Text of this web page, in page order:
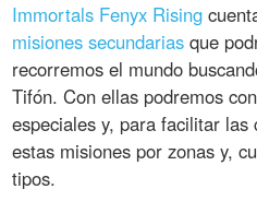
Immortals Fenyx Rising
misiones secundarias que
recorremos el mundo
Tifón. Con ellas podremos
especiales y, para facilitar las
estas misiones por zonas y,
tipos.